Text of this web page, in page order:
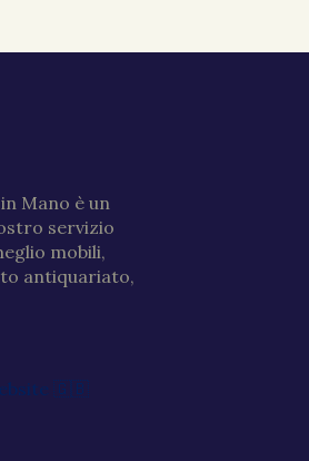
Mano è un
servizio
mobili,
antiquariato,
🇬🇧